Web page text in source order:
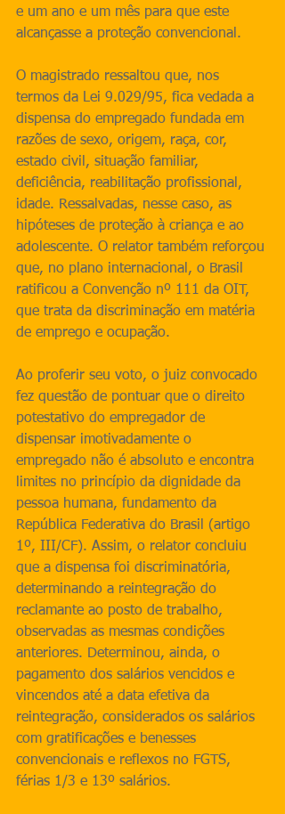
e um ano e um mês para que este
alcançasse a proteção convencional.
O magistrado ressaltou que, nos
termos da Lei 9.029/95, fica vedada a
dispensa do empregado fundada em
razões de sexo, origem, raça, cor,
estado civil, situação familiar,
deficiência, reabilitação profissional,
idade. Ressalvadas, nesse caso, as
hipóteses de proteção à criança e ao
adolescente. O relator também reforçou
que, no plano internacional, o Brasil
ratificou a Convenção nº 111 da OIT,
que trata da discriminação em matéria
de emprego e ocupação.
Ao proferir seu voto, o juiz convocado
fez questão de pontuar que o direito
potestativo do empregador de
dispensar imotivadamente o
empregado não é absoluto e encontra
limites no princípio da dignidade da
pessoa humana, fundamento da
República Federativa do Brasil (artigo
1º, III/CF). Assim, o relator concluiu
que a dispensa foi discriminatória,
determinando a reintegração do
reclamante ao posto de trabalho,
observadas as mesmas condições
anteriores. Determinou, ainda, o
pagamento dos salários vencidos e
vincendos até a data efetiva da
reintegração, considerados os salários
com gratificações e benesses
convencionais e reflexos no FGTS,
férias 1/3 e 13º salários.